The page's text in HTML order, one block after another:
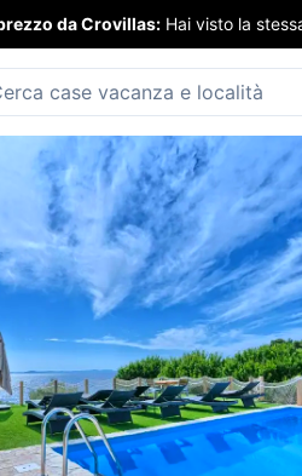
da Crovillas: Hai visto la